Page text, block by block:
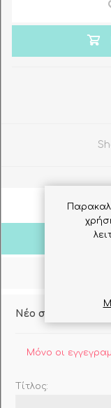
Νέο σχόλιο
Μόνο οι
Τίτλος: